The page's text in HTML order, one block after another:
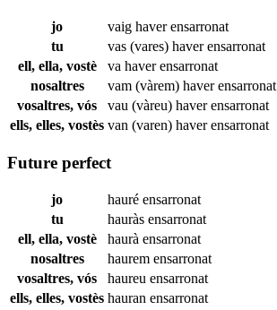
jo vaig haverensarronat
tu
vas (vares) haverensarronat
ell, ella, vostè
va haverensarronat
nosaltres
vam (vàrem) haverensarronat
vosaltres, vós
vau (vàreu) haverensarronat
ells, elles, vostès van (varen) haverensarronat
Future perfect
jo hauré ensarronat
tu
hauràs ensarronat
ell, ella, vostè
haurà ensarronat
nosaltres
haurem ensarronat
vosaltres, vós
haureu ensarronat
ells, elles, vostès hauran ensarronat